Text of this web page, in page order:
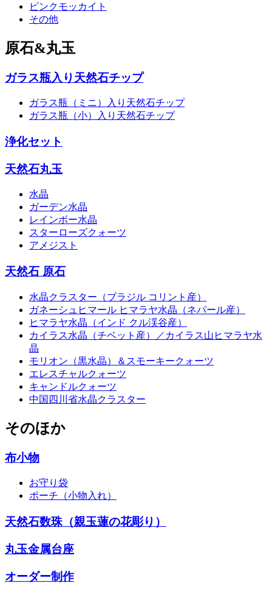
ピンクモッカイト
その他
原石&丸玉
ガラス瓶入り天然石チップ
ガラス瓶（ミニ）入り天然石チップ
ガラス瓶（小）入り天然石チップ
浄化セット
天然石丸玉
水晶
ガーデン水晶
レインボー水晶
スターローズクォーツ
アメジスト
天然石 原石
水晶クラスター（ブラジル コリント産）
ガネーシュヒマール ヒマラヤ水晶（ネパール産）
ヒマラヤ水晶（インド クル渓谷産）
カイラス水晶（チベット産）／カイラス山ヒマラヤ水
晶
モリオン（黒水晶）＆スモーキークォーツ
エレスチャルクォーツ
キャンドルクォーツ
中国四川省水晶クラスター
そのほか
布小物
お守り袋
ポーチ（小物入れ）
天然石数珠（親玉蓮の花彫り）
丸玉金属台座
オーダー制作